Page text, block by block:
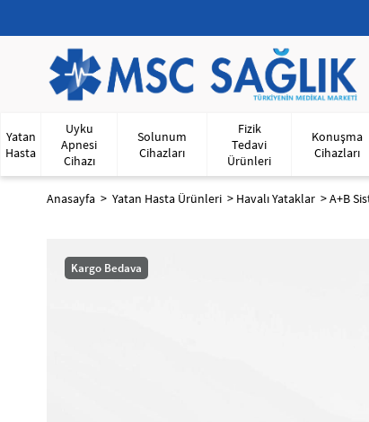
Yatan
Hasta
Uyku
Apnesi
Cihazı
Solunum
Cihazları
Fizik
Tedavi
Ürünleri
Konuşma
Cihazları
Anasayfa Yatan Hasta Ürünleri Havalı Yataklar A+B
Kargo Bedava